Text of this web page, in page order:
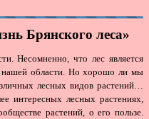
Брянского леса»
Несомненно, что лес является
области. Но хорошо ли мы
лесных видов растений…
интересных лесных растениях,
растений, о его пользе.